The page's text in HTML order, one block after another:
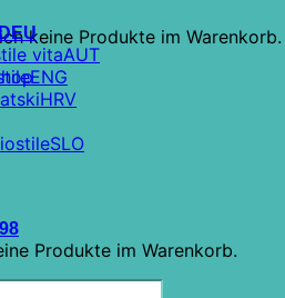
keine Produkte im Warenkorb.
Produkte im Warenkorb.
DEU
AUT
ENG
HRV
SLO